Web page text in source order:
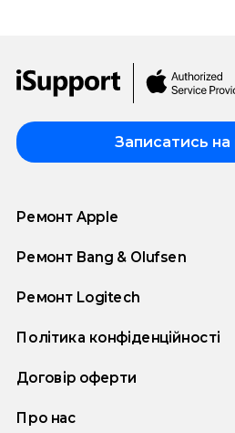
Записатись
Ремонт Apple
Ремонт Bang & Olufsen
Ремонт Logitech
Політика конфіденційності
Договір оферти
Про нас